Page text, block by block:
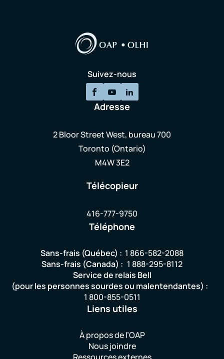
Suivez-nous
Adresse
2 Bloor Street West, bureau 700
Toronto (Ontario)
M4W 3E2
Télécopieur
416-777-9750
Téléphone
Sans-frais (Québec) : 1 866-582-2088
Sans-frais (Canada) : 1 888-295-8112
Service de relais Bell
(pour les personnes sourdes ou malentendantes) :
1 800-855-0511
Liens utiles
À propos de l’OAP
Nous joindre